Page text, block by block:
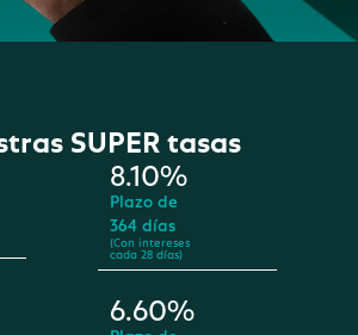
SUPER tasas
8.10%
Plazo de
364 días
(Con intereses
cada 28 días)
6.60%
Plazo de